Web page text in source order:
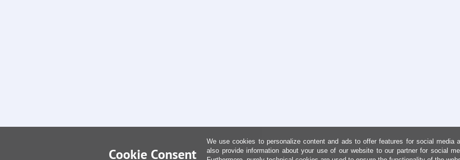
Cookie Consent
We use cookies to personalize content and ads to offer features for social media
also provide information about your use of our website to our partner for social